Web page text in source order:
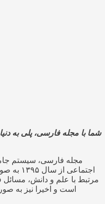
شما با مجله فارسی، پلی به
مجله فارسی، سیستم
مرتبط با علم و دانش، مسائل
است و اخیرا نیز به